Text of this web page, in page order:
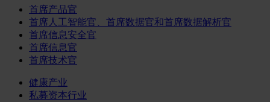
首席产品官
首席人工智能官、首席数据官和首席数据解析官
首席信息安全官
首席信息官
首席技术官
健康产业
私募资本行业